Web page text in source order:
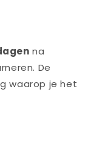
na
De
waarop je het